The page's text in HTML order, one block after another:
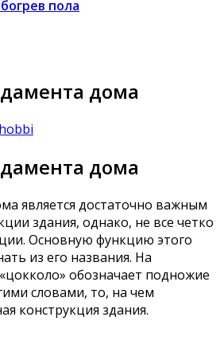
пола
дома
hobbi
дома
является достаточно важным
здания, однако, не все четко
Основную функцию этого
из его названия. На
обозначает подножие
словами, то, на чем
конструкция здания.